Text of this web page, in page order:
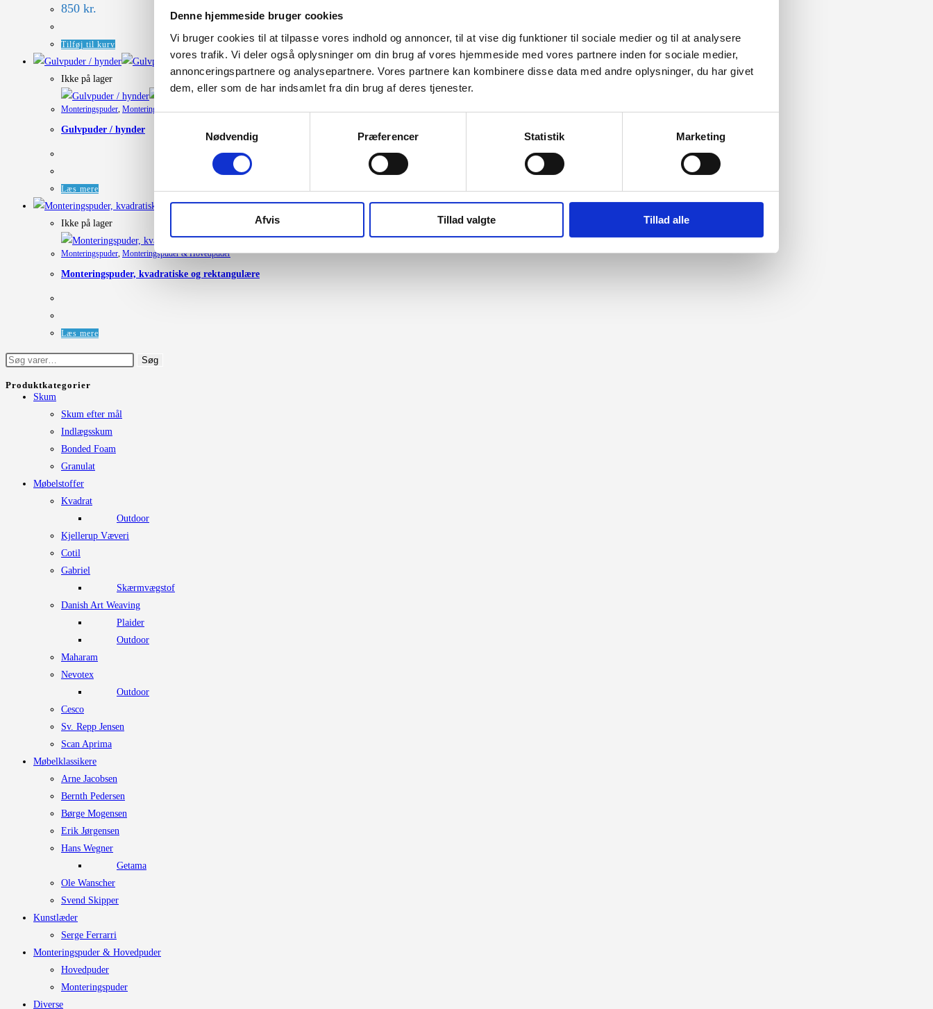
Denne hjemmeside bruger cookies
Vi bruger cookies til at tilpasse vores indhold og annoncer, til at vise dig funktioner til sociale medier og til at analysere
vores trafik. Vi deler også oplysninger om din brug af vores hjemmeside med vores partnere inden for sociale medier,
annonceringspartnere og analysepartnere. Vores partnere kan kombinere disse data med andre oplysninger, du har givet
dem, eller som de har indsamlet fra din brug af deres tjenester.
Nødvendig
Præferencer Statistik Marketing
Afvis Tillad valgte Tillad alle
850 kr.
Tilføj til kurv
Hurtigt Overblik
Ikke på lager
Monteringspuder Monteringspuder & Hovedpuder
Gulvpuder / hynder
Læs mere
Hurtigt Overblik
Ikke på lager
Hurtigt Overblik
Monteringspuder Monteringspuder & Hovedpuder
Monteringspuder, kvadratiske og rektangulære
Læs mere
Søg
Søg
Produktkategorier
Skum
Skum efter mål
Indlægsskum
Bonded Foam
Granulat
Møbelstoffer
Kvadrat
Outdoor
Kjellerup Væveri
Cotil
Gabriel
Skærmvægstof
Danish Art Weaving
Plaider
Outdoor
Maharam
Nevotex
Outdoor
Cesco
Sv. Repp Jensen
Scan Aprima
Møbelklassikere
Arne Jacobsen
Bernth Pedersen
Børge Mogensen
Erik Jørgensen
Hans Wegner
Getama
Ole Wanscher
Svend Skipper
Kunstlæder
Serge Ferrarri
Monteringspuder & Hovedpuder
Hovedpuder
Monteringspuder
Diverse